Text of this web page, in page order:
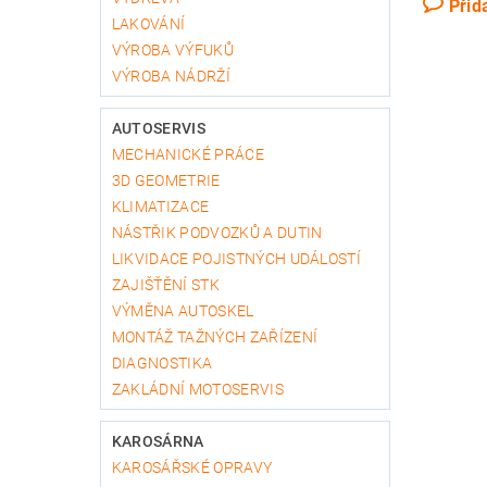
LAKOVÁNÍ
VÝROBA VÝFUKŮ
VÝROBA NÁDRŽÍ
AUTOSERVIS
MECHANICKÉ PRÁCE
3D GEOMETRIE
KLIMATIZACE
NÁSTŘIK PODVOZKŮ A DUTIN
LIKVIDACE POJISTNÝCH UDÁLOSTÍ
ZAJIŠŤĚNÍ STK
VÝMĚNA AUTOSKEL
MONTÁŽ TAŽNÝCH ZAŘÍZENÍ
DIAGNOSTIKA
ZAKLÁDNÍ MOTOSERVIS
KAROSÁRNA
KAROSÁŘSKÉ OPRAVY